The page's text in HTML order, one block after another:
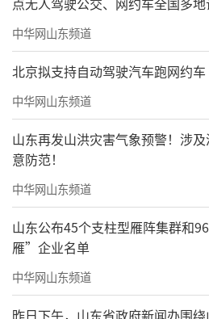
路
中华网山东频道
北京拟支持自动驾驶汽车跑网约车
中华网山东频道
山东再发山洪灾害气象预警！涉
意防范！
中华网山东频道
山东公布45个支柱型雁阵集群和
雁”企业名单
中华网山东频道
昨日下午，山东省政府新闻办围